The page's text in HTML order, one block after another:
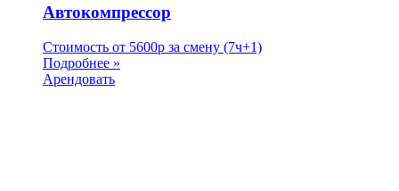
Автокомпрессор
Стоимость от 5600p за смену (7ч+1)
Подробнее »
Арендовать